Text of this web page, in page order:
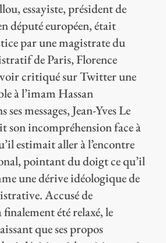
essayiste, président de
député européen, était
par une magistrate du
de Paris, Florence
critiqué sur Twitter une
à l’imam Hassan
messages, Jean-Yves Le
son incompréhension face à
estimait aller à l’encontre
pointant du doigt ce qu’il
une dérive idéologique de
Accusé de
été relaxé, le
que ses propos